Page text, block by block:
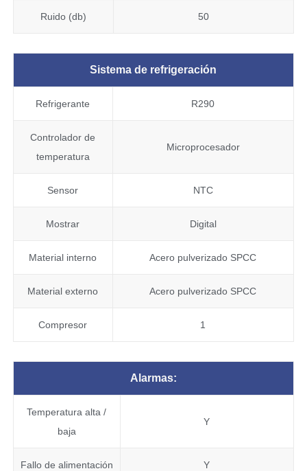
Ruido (db) 50
Sistema de refrigeración
Refrigerante R290
Controlador de
temperatura
Microprocesador
Sensor NTC
Mostrar Digital
Material interno Acero pulverizado SPCC
Material externo Acero pulverizado SPCC
Compresor 1
Alarmas:
Temperatura alta /
baja
Y
Fallo de alimentación Y